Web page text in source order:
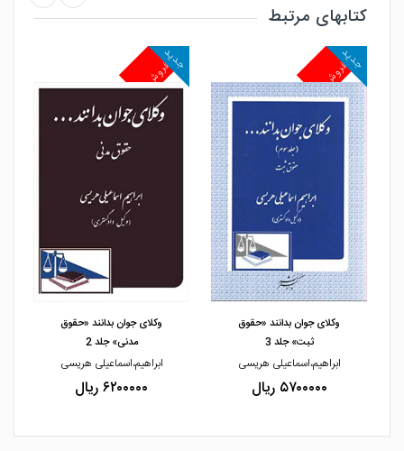
کتابهای مرتبط
مشاهده و خرید
پرفروش
جدید
مشاهده و خرید
وکلای جوان بدانند «حقوق
ثبت» جلد 3
ابراهیم،اسماعیلی هریسی
۵۷۰۰۰۰۰ ریال
پرفروش
جدید
وکلای جوان بدانند «حقوق
مدنی» جلد 2
ابراهیم،اسماعیلی هریسی
۶۲۰۰۰۰۰ ریال